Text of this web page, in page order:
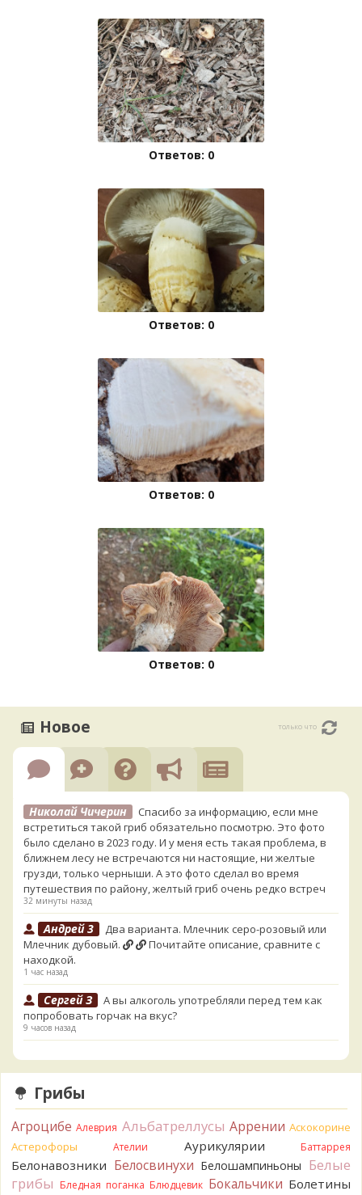
Ответов: 0
Ответов: 0
Ответов: 0
Ответов: 0
Новое только что
Николай Чичерин
Спасибо за информацию, если мне
встретиться такой гриб обязательно посмотрю. Это фото
было сделано в 2023 году. И у меня есть такая проблема, в
ближнем лесу не встречаются ни настоящие, ни желтые
грузди, только черныши. А это фото сделал во время
путешествия по району, желтый гриб очень редко встреч
32 минуты назад
Андрей 3
Два варианта. Млечник серо-розовый или
Млечник дубовый.
Почитайте описание, сравните с
находкой.
1 час назад
Сергей З
А вы алкоголь употребляли перед тем как
попробовать горчак на вкус?
9 часов назад
лизнул, и пожевал, но горечи не почувствовал. Супруга
лизнула - ей горький, как таблетка. Детям тоже не горький.
То что это именно горчак сомнений нет. Но вот такие
индивидуальные вкусовые особенности.)Гриб, конечно,
выкинули.
14 часов назад
Verona Говорушка булавоногая могла бы вырасти...
14 часов назад
Грибы
Агроцибе Алеврия Альбатреллусы Аррении Аскокорине
Астерофоры
Ателии Аурикулярии Баттаррея
Белонавозники Белосвинухи Белошампиньоны Белые
грибы Бледная поганка Блюдцевик Бокальчики Болетины